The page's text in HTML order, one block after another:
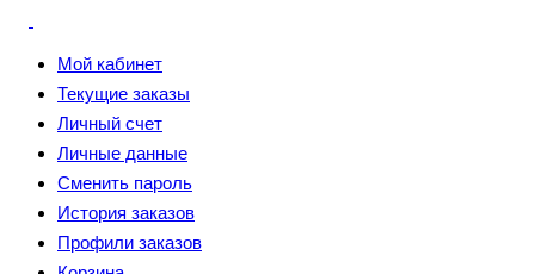
Мой кабинет
Текущие заказы
Личный счет
Личные данные
Сменить пароль
История заказов
Профили заказов